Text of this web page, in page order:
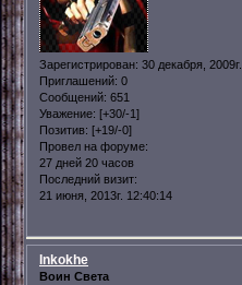
Зарегистрирован: 30 декабря, 2009г.
Приглашений: 0
Сообщений: 651
Уважение: [+30/-1]
Позитив: [+19/-0]
Провел на форуме:
27 дней 20 часов
Последний визит:
21 июня, 2013г. 12:40:14
Inkokhe
Воин Света